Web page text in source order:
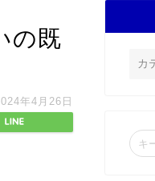
の既
年4月26日